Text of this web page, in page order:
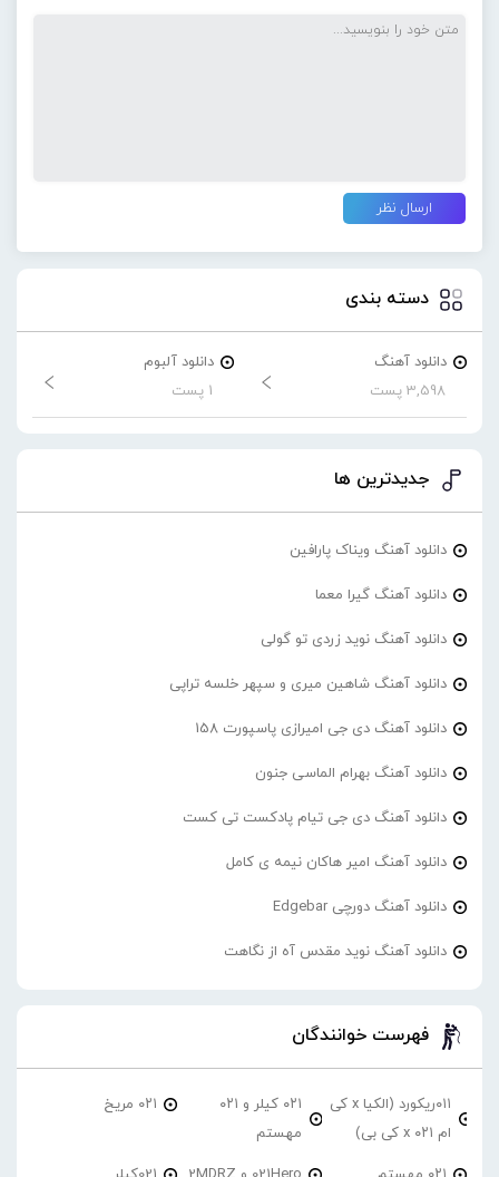
دسته بندی
دانلود آهنگ
3,598 پست
دانلود آلبوم
1 پست
جدیدترین ها
دانلود آهنگ ویناک پارافین
دانلود آهنگ گیرا معما
دانلود آهنگ نوید زردی تو گولی
دانلود آهنگ شاهین میری و سپهر خلسه تراپی
دانلود آهنگ دی جی امیرازی پاسپورت 158
دانلود آهنگ بهرام الماسی جنون
دانلود آهنگ دی جی تیام پادکست تی کست
دانلود آهنگ امیر هاکان نیمه ی کامل
دانلود آهنگ دورچی Edgebar
دانلود آهنگ نوید مقدس آه از نگاهت
فهرست خوانندگان
۰۱۱ریکورد (الکیا x کی
ام ۰۲۱ x کی بی)
۰۲۱ کیلر و ۰۲۱
مهستم
۰۲۱ مریخ